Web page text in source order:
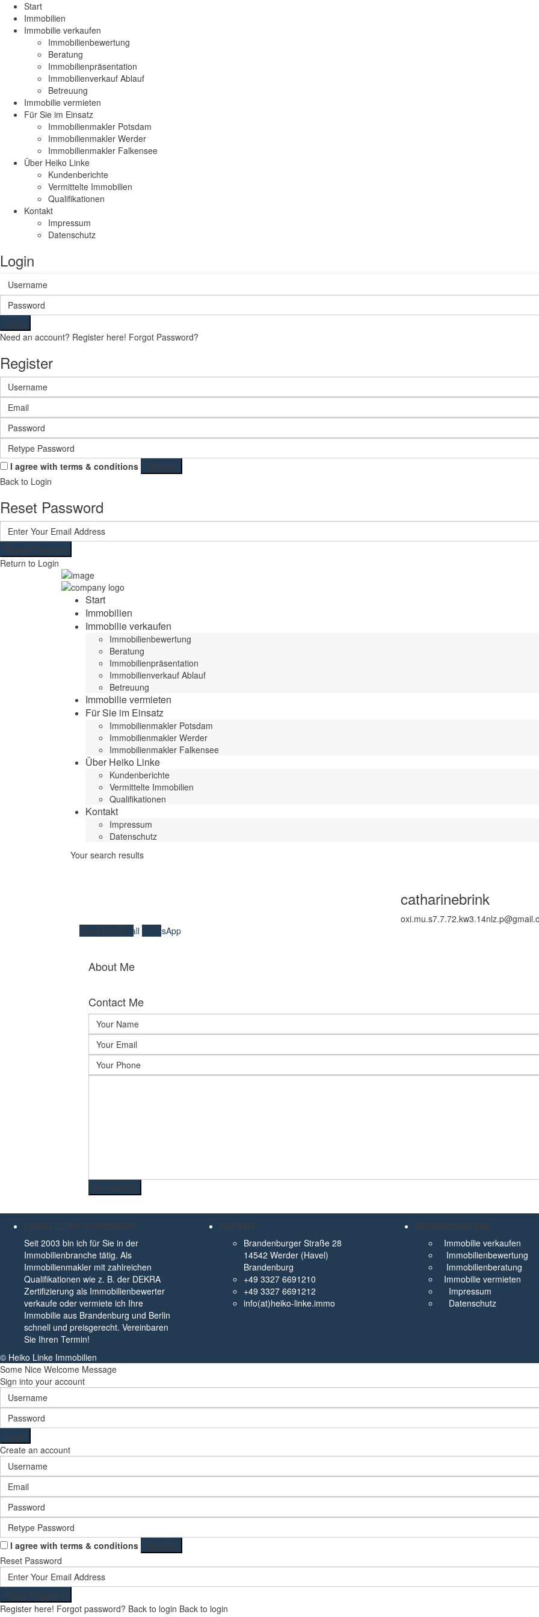
Start
Immobilien
Immobilie verkaufen
Immobilienbewertung
Beratung
Immobilienpräsentation
Immobilienverkauf Ablauf
Betreuung
Immobilie vermieten
Für Sie im Einsatz
Immobilienmakler Potsdam
Immobilienmakler Werder
Immobilienmakler Falkensee
Über Heiko Linke
Kundenberichte
Vermittelte Immobilien
Qualifikationen
Kontakt
Impressum
Datenschutz
Login
Login
Need an account? Register here! Forgot Password?
Register
I agree with terms & conditions
Register
Back to Login
Reset Password
Reset Password
Return to Login
Start
Immobilien
Immobilie verkaufen
Immobilienbewertung
Beratung
Immobilienpräsentation
Immobilienverkauf Ablauf
Betreuung
Immobilie vermieten
Für Sie im Einsatz
Immobilienmakler Potsdam
Immobilienmakler Werder
Immobilienmakler Falkensee
Über Heiko Linke
Kundenberichte
Vermittelte Immobilien
Qualifikationen
Kontakt
Impressum
Datenschutz
Your search results
catharinebrink
Send Email
Call WhatsApp
About Me
Contact Me
Heiko Linke Immobilien
Seit 2003 bin ich für Sie in der
Immobilienbranche tätig. Als
Immobilienmakler mit zahlreichen
Qualifikationen wie z. B. der DEKRA
Zertifizierung als Immobilienbewerter
verkaufe oder vermiete ich Ihre
Immobilie aus Brandenburg und Berlin
schnell und preisgerecht. Vereinbaren
Sie Ihren Termin!
Kontakt
Brandenburger Straße 28
14542 Werder (Havel)
Brandenburg
+49 3327 6691210
+49 3327 6691212
info(at)heiko-linke.immo
Wissenswertes
Immobilie verkaufen
Immobilienbewertung
Immobilienberatung
Immobilie vermieten
Impressum
Datenschutz
© Heiko Linke Immobilien
Some Nice Welcome Message
Sign into your account
Login
Create an account
I agree with terms & conditions
Register
Reset Password
Reset Password
Register here! Forgot password? Back to login Back to login